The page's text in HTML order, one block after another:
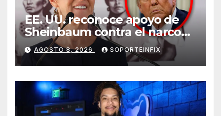
EE. UU. reconoce apoyo de
Sheinbaum contra el narco
pero advierte que persisten
desafíos
AGOSTO 8, 2026 SOPORTEINFIX